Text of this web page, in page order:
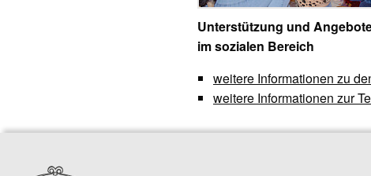
Unterstützung und
im sozialen Bereich
weitere Informationen zu
weitere Informationen zur